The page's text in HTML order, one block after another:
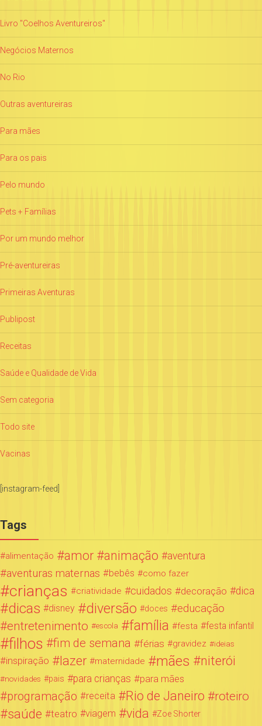
Livro "Coelhos Aventureiros"
Negócios Maternos
No Rio
Outras aventureiras
Para mães
Para os pais
Pelo mundo
Pets + Famílias
Por um mundo melhor
Pré-aventureiras
Primeiras Aventuras
Publipost
Receitas
Saúde e Qualidade de Vida
Sem categoria
Todo site
Vacinas
[instagram-feed]
Tags
alimentação amor animação aventura
aventuras maternas bebês como fazer
crianças criatividade cuidados decoração dica
dicas disney diversão doces educação
entretenimento escola família festa festa infantil
filhos fim de semana férias gravidez ideias
inspiração lazer maternidade mães niterói
novidades pais para crianças para mães
programação receita Rio de Janeiro roteiro
saúde teatro viagem vida Zoe Shorter